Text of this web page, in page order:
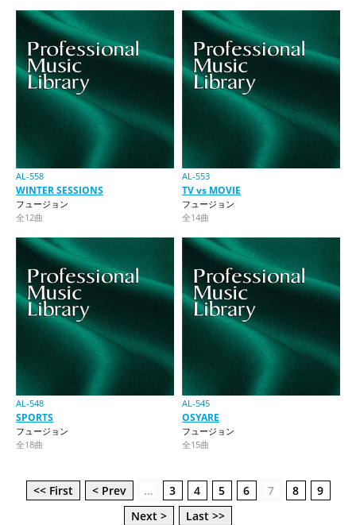
AL-558
WINTER SESSIONS
フュージョン
全12曲
AL-553
TV vs MOVIE
フュージョン
全14曲
AL-548
SPORTS
フュージョン
全18曲
AL-545
OSYARE
フュージョン
全15曲
<< First < Prev … 3 4 5 6 7 8
9
Next >
Last >>